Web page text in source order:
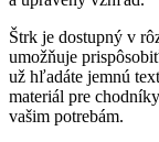
Štrk je dostupný v
umožňuje
už hľadáte jemnú
materiál pre
vašim potrebám.